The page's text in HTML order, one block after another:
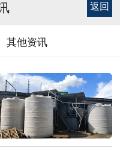
返回
其他资讯